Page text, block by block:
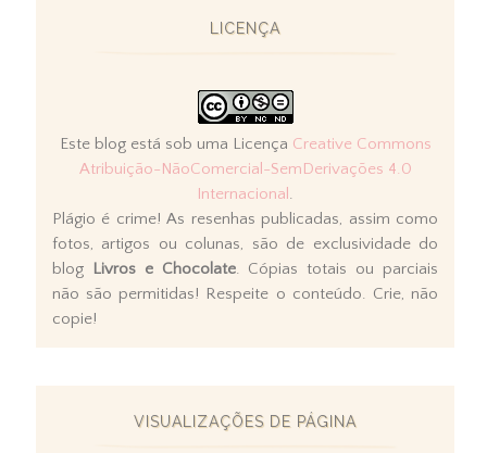
LICENÇA
Este blog está sob uma Licença Creative Commons
Atribuição-NãoComercial-SemDerivações 4.0
Internacional .
Plágio é crime! As resenhas publicadas, assim como
fotos, artigos ou colunas, são de exclusividade do
blog Livros e Chocolate. Cópias totais ou parciais
não são permitidas! Respeite o conteúdo. Crie, não
copie!
VISUALIZAÇÕES DE PÁGINA